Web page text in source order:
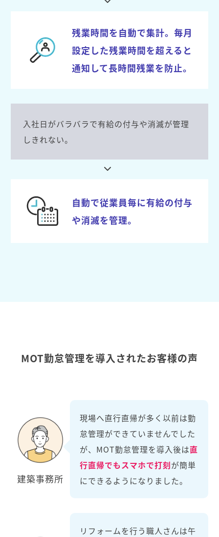
残業時間を自動で集計。毎月
設定した残業時間を超えると
通知して長時間残業を防止。
入社日がバラバラで有給の付与や消滅が管理
しきれない。
自動で従業員毎に有給の付与
や消滅を管理。
MOT勤怠管理を導入されたお客様の声
建築事務所
現場へ直行直帰が多く以前は勤
怠管理ができていませんでした
が、MOT勤怠管理を導入後は直
行直帰でもスマホで打刻が簡単
にできるようになりました。
リフォームを行う職人さんは午